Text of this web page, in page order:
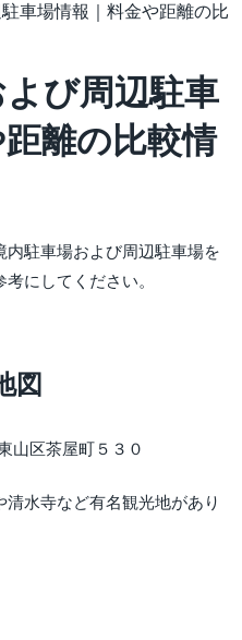
車場情報｜料金や距離の比
び周辺駐車
離の比較情
駐車場および周辺駐車場を
にしてください。
図
山区茶屋町５３０
水寺など有名観光地があり